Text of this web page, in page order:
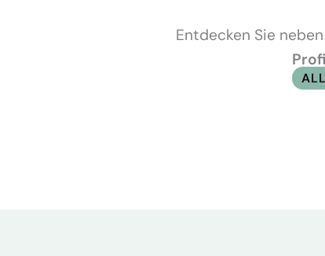
Entdecken Sie